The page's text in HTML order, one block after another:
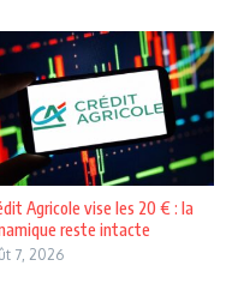
Agricole vise les 20 € : la
reste intacte
7, 2026